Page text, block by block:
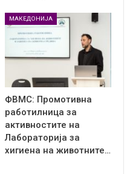
МАКЕДОНИЈА
ФВМС: Промотивна
работилница за
активностите на
Лабораторија за
хигиена на животните…